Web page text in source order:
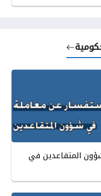
المتقاعدين في